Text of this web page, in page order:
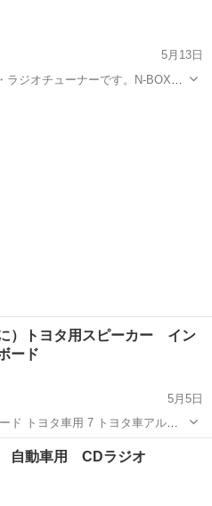
5月13日
に）トヨタ用スピーカー イン
ード
5月5日
ド トヨタ車用 7 トヨタ車アルフ
対応) KTX-Y177B 未使用品で
古くなっています。 他とまとめ買
オーディオ
自動車用 CDラジオ